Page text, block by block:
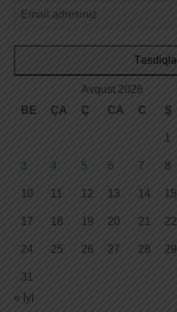
Təsdiqlə
Avqust 2026
BE
ÇA Ç CA C Ş
1
3 4 5 6 7 8
10 11 12 13 14 15
17 18 19 20 21 22
24 25 26 27 28 29
31
« İyl